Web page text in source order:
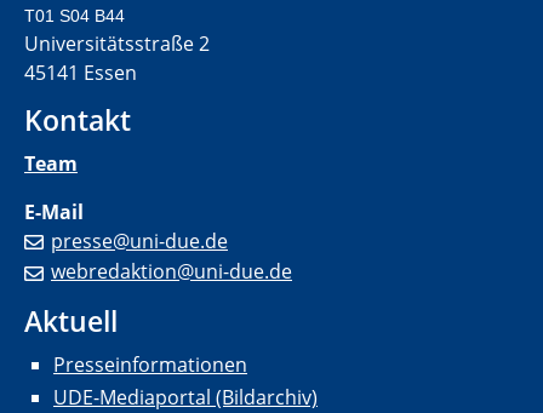
T01 S04 B44
Universitätsstraße 2
45141 Essen
Kontakt
Team
E-Mail
presse@uni-due.de
webredaktion@uni-due.de
Aktuell
Presseinformationen
UDE-Mediaportal (Bildarchiv)